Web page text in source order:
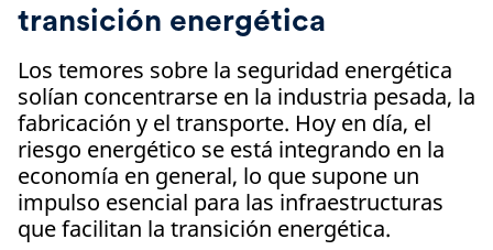
transición energética
Los temores sobre la seguridad energética
solían concentrarse en la industria pesada, la
fabricación y el transporte. Hoy en día, el
riesgo energético se está integrando en la
economía en general, lo que supone un
impulso esencial para las infraestructuras
que facilitan la transición energética.